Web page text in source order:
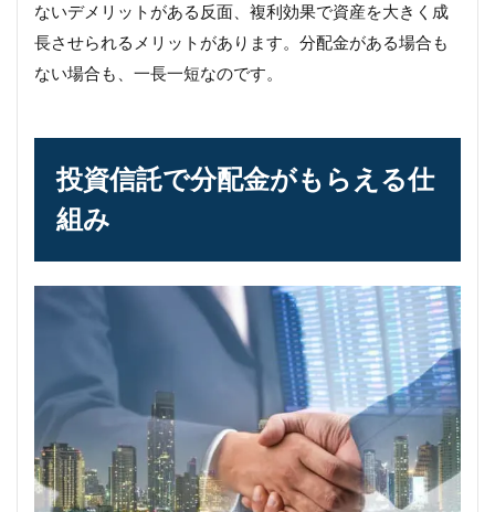
ないデメリットがある反面、複利効果で資産を大きく成
長させられるメリットがあります。分配金がある場合も
ない場合も、一長一短なのです。
投資信託で分配金がもらえる仕
組み